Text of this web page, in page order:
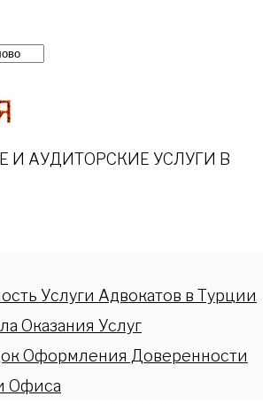
И АУДИТОРСКИЕ УСЛУГИ В
Услуги Адвокатов в Турции
Оказания Услуг
Оформления Доверенности
Офиса